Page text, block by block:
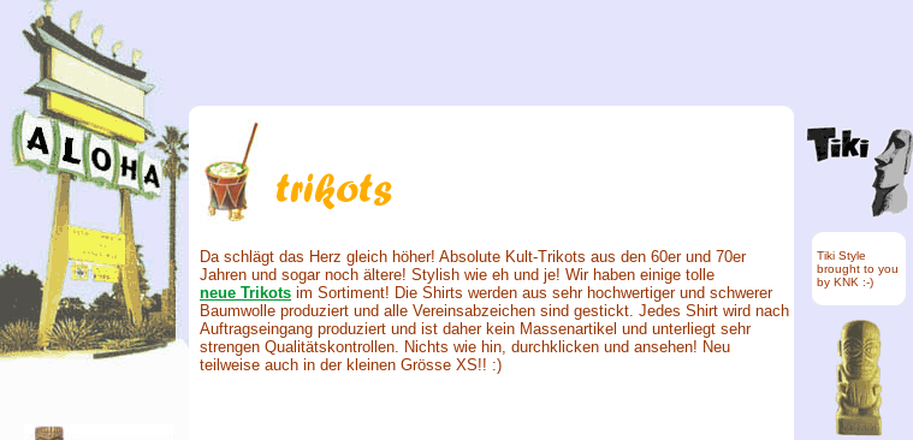
Da schlägt das Herz gleich höher! Absolute Kult-Trikots aus den 60er und 70er
Jahren und sogar noch ältere! Stylish wie eh und je! Wir haben einige tolle
neue Trikots im Sortiment! Die Shirts werden aus sehr hochwertiger und schwerer
Baumwolle produziert und alle Vereinsabzeichen sind gestickt. Jedes Shirt wird nach
Auftragseingang produziert und ist daher kein Massenartikel und unterliegt sehr
strengen Qualitätskontrollen. Nichts wie hin, durchklicken und ansehen! Neu
teilweise auch in der kleinen Grösse XS!! :)
Tiki Style
brought to you
by KNK :-)